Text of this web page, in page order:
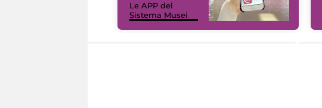
Le APP del
Sistema Musei